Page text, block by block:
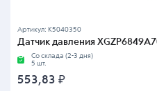
Артикул: K5040350
Датчик давления
Со склада (2-3 дня)
5 шт.
553,83 ₽